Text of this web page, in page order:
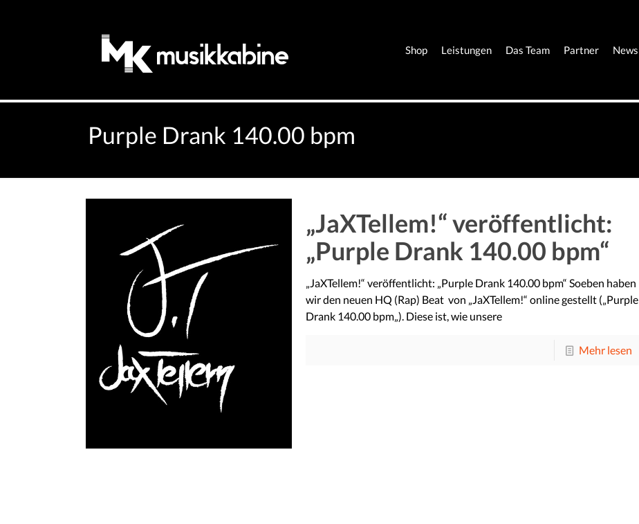
Shop Leistungen Das Team Partner News
Purple Drank 140.00 bpm
„JaXTellem!“ veröffentlicht:
„Purple Drank 140.00 bpm“
„JaXTellem!“ veröffentlicht: „Purple Drank 140.00 bpm“ Soeben haben
wir den neuen HQ (Rap) Beat von „JaXTellem!“ online gestellt („Purple
Drank 140.00 bpm„). Diese ist, wie unsere
Mehr lesen